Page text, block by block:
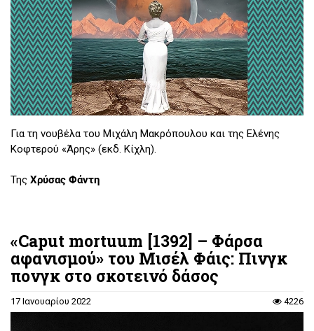
Για τη νουβέλα του Μιχάλη Μακρόπουλου και της Ελένης
Κοφτερού «Άρης» (εκδ. Κίχλη).
Της Χρύσας Φάντη
«Caput mortuum [1392] – Φάρσα
αφανισμού» του Μισέλ Φάις: Πινγκ
πονγκ στο σκοτεινό δάσος
17 Ιανουαρίου 2022 4226